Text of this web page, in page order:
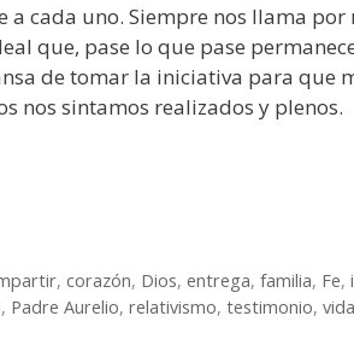
a cada uno. Siempre nos llama
que, pase lo que pase
de tomar la iniciativa para que
nos sintamos realizados y plenos.
, corazón, Dios, entrega, familia, Fe,
, Padre Aurelio, relativismo, testimonio, vida